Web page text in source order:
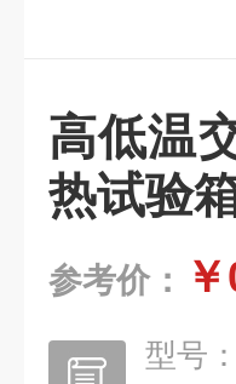
高低温
热试验
参考价：
型号：